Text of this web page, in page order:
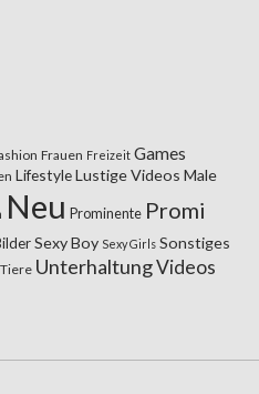
Frauen Freizeit Games
LifestyleLustige Videos Male
Neu Prominente Promi
Sexy Boy Sexy Girls Sonstiges
Tiere UnterhaltungVideos